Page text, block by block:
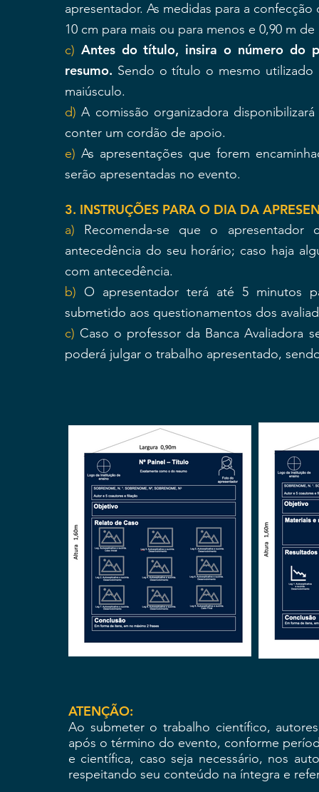
apresentador. As medidas para a
10 cm para mais ou para menos e 0,90 m
c) Antes do título, insira o número do
resumo. Sendo o título o mesmo
maiúsculo.
d) A comissão organizadora
conter um cordão de apoio.
e)As apresentações que forem
serão apresentadas no evento.
3. INSTRUÇÕES PARA O DIA DA
a) Recomenda-se que o
antecedência do seu horário; caso haja
com antecedência.
b) O apresentador terá até 5 minutos
submetido aos questionamentos dos
c) Caso o professor da Banca Avaliadora
poderá julgar o trabalho apresentado,
ATENÇÃO:
Ao submeter o trabalho científico,
após o término do evento, conforme
e científica, caso seja necessário, nos
respeitando seu conteúdo na íntegra e